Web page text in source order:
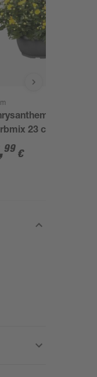
23 cm Topf
,99 €